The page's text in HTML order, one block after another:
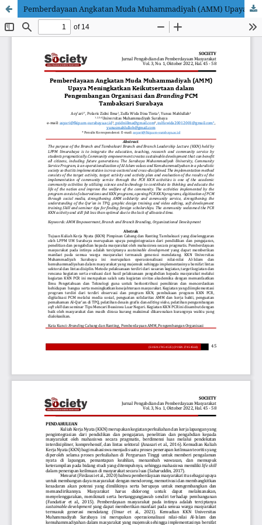
Pemberdayaan Angkatan Muda Muhammadiyah (AMM) Upaya Meningkatkan Keikutsertaan dalam Pengembangan Organisasi dan Branding PCM Tambaksari Surabaya